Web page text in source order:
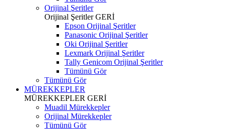
Orijinal Şeritler
Orijinal ŞeritlerGERİ
Epson Orijinal Şeritler
Panasonic Orijinal Şeritler
Oki Orijinal Şeritler
Lexmark Orijinal Şeritler
Tally Genicom Orijinal Şeritler
Tümünü Gör
Tümünü Gör
MÜREKKEPLER
MÜREKKEPLER GERİ
Muadil Mürekkepler
Orijinal Mürekkepler
Tümünü Gör